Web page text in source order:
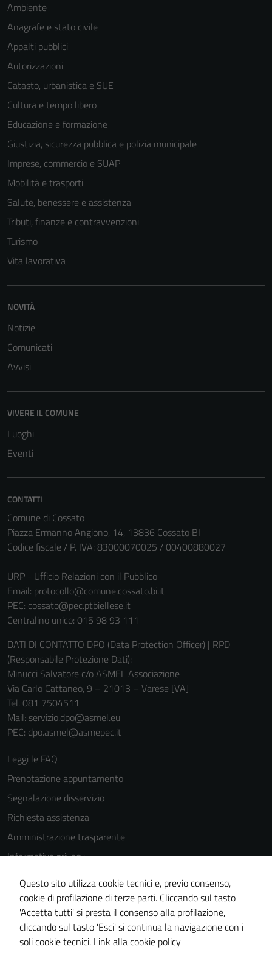
Ambiente
Anagrafe e stato civile
Appalti pubblici
Autorizzazioni
Catasto, urbanistica e SUE
Cultura e tempo libero
Educazione e formazione
Giustizia, sicurezza pubblica e polizia municipale
Imprese, commercio e SUAP
Mobilità e trasporti
Salute, benessere e assistenza
Tributi, finanze e contravvenzioni
Turismo
Vita lavorativa
NOVITÀ
Notizie
Comunicati
Avvisi
VIVERE IL COMUNE
Luoghi
Eventi
CONTATTI
Comune di Cossato
Piazza Ermanno Angiono, 14, 13836 Cossato BI
Codice fiscale / P. IVA: 83000070025 / 00400880027
URP - Ufficio Relazioni con il Pubblico
Email: protocollo@comune.cossato.bi.it
PEC: cossato@pec.ptbiellese.it
Centralino unico: 015 98 93 111
DATI DI CONTATTO DPO (Data Protection Officer) | RPD
(Responsabile Protezione Dati):
Minucci Salvatore c/o ASMEL Associazione
Via Carlo Cattaneo, 9 – 21013 – Varese [VA]
Tel. 081 7504511
Mail: servizio.dpo@asmel.eu
PEC: dpo.asmel@asmepec.it
Leggi le FAQ
Prenotazione appuntamento
Segnalazione disservizio
Richiesta assistenza
Amministrazione trasparente
Informativa privacy
Cookie Policy
Note legali
Dichiarazione di accessibilità
Piano di miglioramento del sito
Questo sito utilizza cookie tecnici e, previo consenso,
cookie di profilazione di terze parti. Cliccando sul tasto
'Accetta tutti' si presta il consenso alla profilazione,
cliccando sul tasto 'Esci' si continua la navigazione con i
soli cookie tecnici. Link alla cookie policy
del sito e non